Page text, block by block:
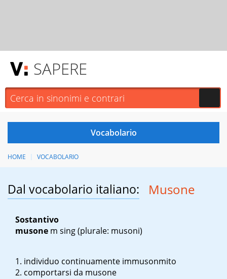
SAPERE
HOME VOCABOLARIO
Dal vocabolario italiano: Musone
Sostantivo
musone m sing(plurale: musoni)
individuo continuamente immusonmito
comportarsi da musone